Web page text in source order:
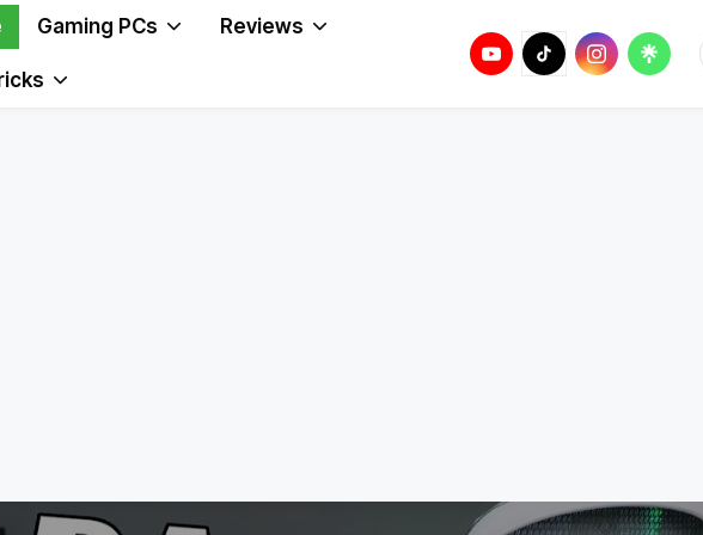
Gaming PCs Reviews
Youtube
Tik
Tok
Instagram
Linktree